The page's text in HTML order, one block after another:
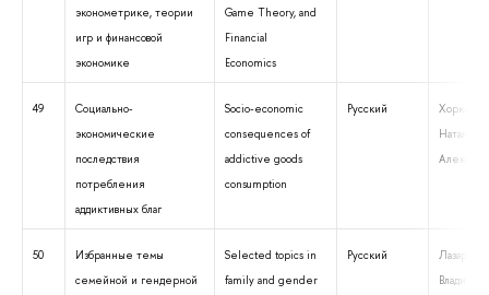
эконометрике, теории
игр и финансовой
экономике
Game Theory, and
Financial
Economics
49
Социально-
экономические
последствия
потребления
аддиктивных благ
Socio-economic
consequences of
addictive goods
consumption
Русский
Хоркина
Наталья
50
Избранные темы
семейной и гендерной
Selected topics in
family and gender
Русский
Лазарева